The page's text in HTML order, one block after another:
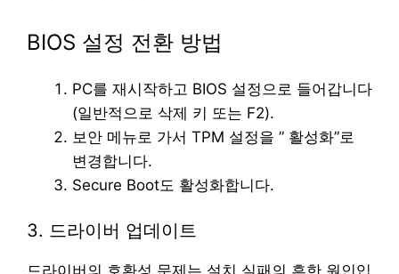
BIOS 설정 전환 방법
PC를 재시작하고 BIOS 설정으로 들어갑니다
(일반적으로 삭제 키 또는 F2).
보안 메뉴로 가서 TPM 설정을 ” 활성화”로
변경합니다.
Secure Boot도 활성화합니다.
3. 드라이버 업데이트
드라이버의 호환성 문제는 설치 실패의 흔한 원인입